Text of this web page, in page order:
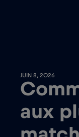
JUIN 8, 2026
aux